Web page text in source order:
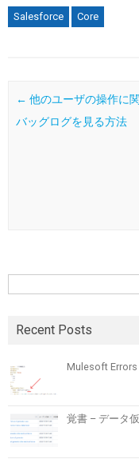
Salesforce Core
Post navigation
← 他のユーザの操作に
バッグログを見る方法
検索
Recent Posts
Mulesoft
覚書 – データ